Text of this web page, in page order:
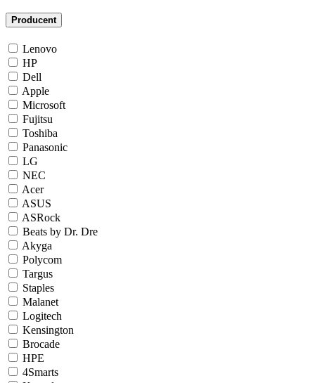
Producent
Lenovo
HP
Dell
Apple
Microsoft
Fujitsu
Toshiba
Panasonic
LG
NEC
Acer
ASUS
ASRock
Beats by Dr. Dre
Akyga
Polycom
Targus
Staples
Malanet
Logitech
Kensington
Brocade
HPE
4Smarts